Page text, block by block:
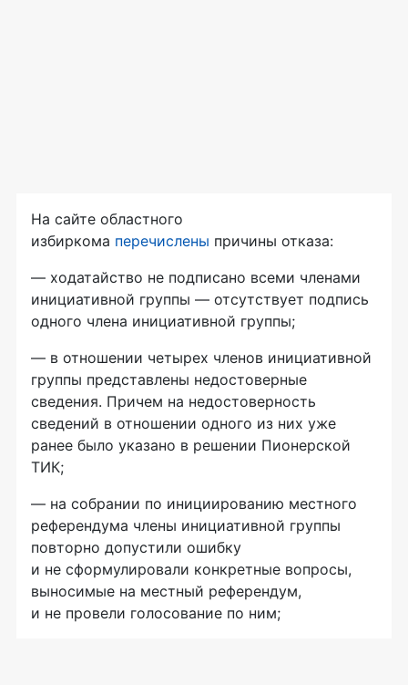
На сайте областного
избиркома перечислены причины отказа:
— ходатайство не подписано всеми членами
инициативной группы — отсутствует подпись
одного члена инициативной группы;
— в отношении четырех членов инициативной
группы представлены недостоверные
сведения. Причем на недостоверность
сведений в отношении одного из них уже
ранее было указано в решении Пионерской
ТИК;
— на собрании по инициированию местного
референдума члены инициативной группы
повторно допустили ошибку
и не сформулировали конкретные вопросы,
выносимые на местный референдум,
и не провели голосование по ним;